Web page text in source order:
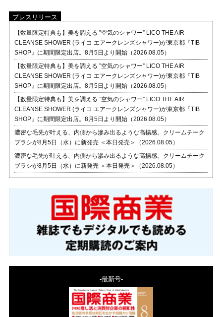
プレスリリース
【数量限定特典も】美を調える ”空気のシャワー” LICO THE AIR
CLEANSE SHOWER (ライコ エアークレンズシャワー)が東京都『TIB
SHOP』に期間限定出店。8月5日より開始（2026.08.05）
【数量限定特典も】美を調える ”空気のシャワー” LICO THE AIR
CLEANSE SHOWER (ライコ エアークレンズシャワー)が東京都『TIB
SHOP』に期間限定出店。8月5日より開始（2026.08.05）
【数量限定特典も】美を調える ”空気のシャワー” LICO THE AIR
CLEANSE SHOWER (ライコ エアークレンズシャワー)が東京都『TIB
SHOP』に期間限定出店。8月5日より開始（2026.08.05）
濃密な毛先が叶える、内側から滲み出るような高揚感。クリームチーク
ブラシが8月5日（水）に新発売 ＜本日発売＞（2026.08.05）
濃密な毛先が叶える、内側から滲み出るような高揚感。クリームチーク
ブラシが8月5日（水）に新発売 ＜本日発売＞（2026.08.05）
-最新号-